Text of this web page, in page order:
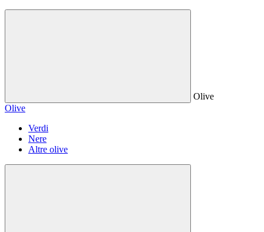
Olive
Olive
Verdi
Nere
Altre olive